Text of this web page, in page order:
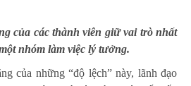
của các thành viên giữ vai trò nhất
nhóm làm việc lý tưởng.
của những “độ lệch” này, lãnh đạo